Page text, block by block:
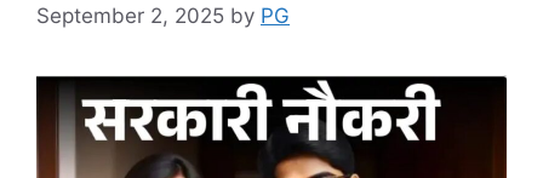
September 2, 2025 by PG